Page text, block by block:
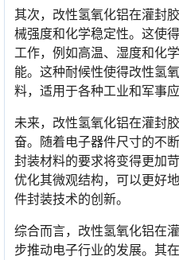
其次，改性氢氧化铝在灌封
械强度和化学稳定性。这使
工作，例如高温、湿度和化
能。这种耐候性使得改性氢
料，适用于各种工业和军事应
未来，改性氢氧化铝在灌封
奋。随着电子器件尺寸的不
封装材料的要求将变得更加
优化其微观结构，可以更好
件封装技术的创新。
综合而言，改性氢氧化铝在
步推动电子行业的发展。其